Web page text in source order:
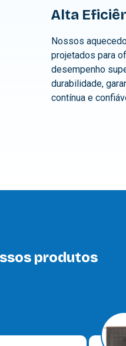
Alta
Nossos
projetados para
desempenho
durabilidade,
contínua e
produtos